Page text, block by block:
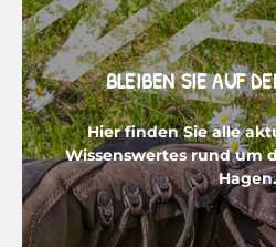
BLEIBEN SIE AUF
Hier finden Sie alle
Wissenswertes rund um
Hagen.